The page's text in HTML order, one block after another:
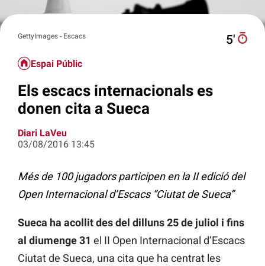
GettyImages - Escacs 5′
Espai Públic
Els escacs internacionals es
donen cita a Sueca
Diari LaVeu
03/08/2016 13:45
Més de 100 jugadors participen en la II edició del
Open Internacional d’Escacs “Ciutat de Sueca”
Sueca ha acollit des del dilluns 25 de juliol i fins
al diumenge 31 el II Open Internacional d’Escacs
Ciutat de Sueca, una cita que ha centrat les